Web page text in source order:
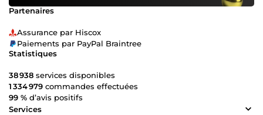
Partenaires
Assurance par Hiscox
Paiements par PayPal Braintree
Statistiques
38 938 services disponibles
1 334 979 commandes effectuées
99 % d’avis positifs
Services